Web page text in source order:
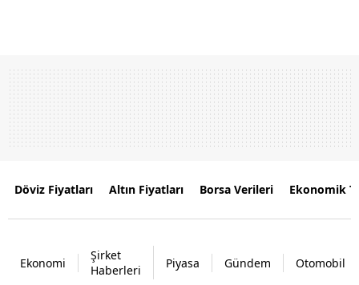
Döviz Fiyatları Altın Fiyatları Borsa Verileri Ekonomik
Ekonomi
Şirket
Haberleri
Piyasa Gündem Otomobil